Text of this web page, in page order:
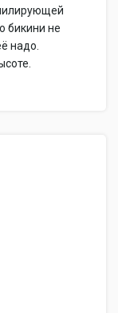
бикини не
надо.